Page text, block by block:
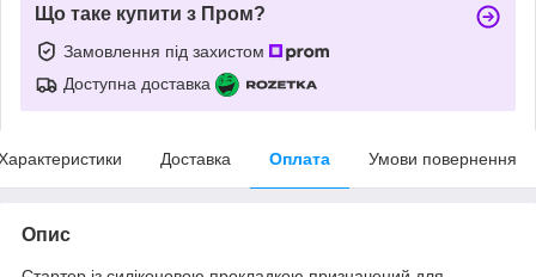
Що таке купити з Пром?
Замовлення під захистом
Доступна доставка
Доставка Оплата Умови повернення
Опис